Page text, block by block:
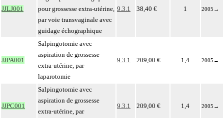
JJLJ001
pour grossesse extra-utérine,
par voie transvaginale avec
guidage échographique
9.3.1 38,40 € 1 2005 →
JJPA001
Salpingotomie avec
aspiration de grossesse
extra-utérine, par
laparotomie
9.3.1 209,00 € 1,4 2005 →
JJPC001
Salpingotomie avec
aspiration de grossesse
extra-utérine, par
9.3.1 209,00 € 1,4 2005 →